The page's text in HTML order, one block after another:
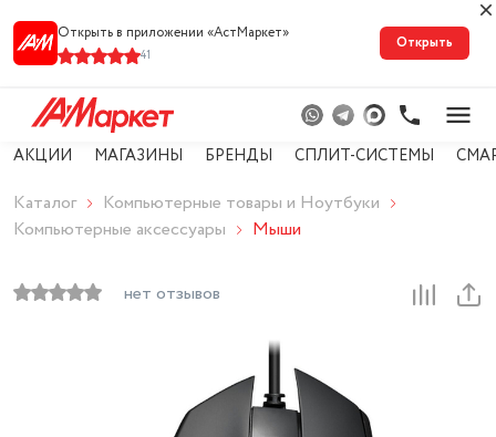
Открыть в приложении «АстМарке‪т‬»
41
Открыть
АКЦИИ МАГАЗИНЫ БРЕНДЫ СПЛИТ-СИСТЕМЫ
Каталог
Компьютерные товары и Ноутбуки
Компьютерные аксессуары
Мыши
нет отзывов